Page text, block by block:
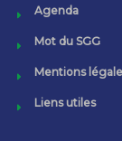
Agenda
Mot du SGG
Mentions
Liens utiles